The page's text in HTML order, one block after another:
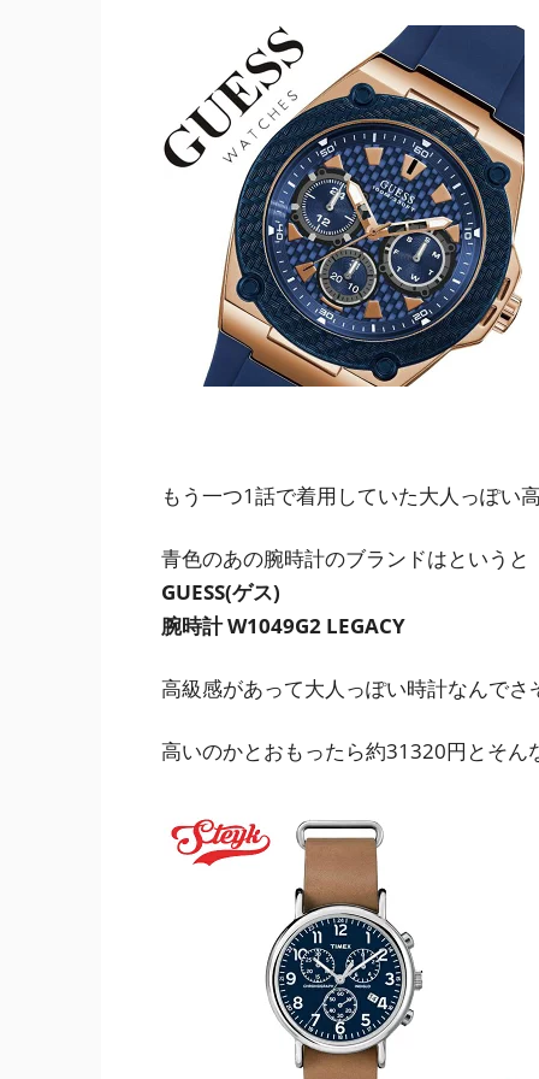
もう一つ1話で着用していた大人っぽい
青色のあの腕時計のブランドはというと
GUESS(ゲス)
腕時計 W1049G2 LEGACY
高級感があって大人っぽい時計なんでさ
高いのかとおもったら約31320円 とそん